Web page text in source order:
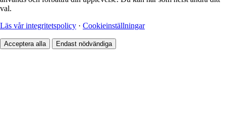
val.
Läs vår integritetspolicy · Cookieinställningar
Acceptera alla Endast nödvändiga